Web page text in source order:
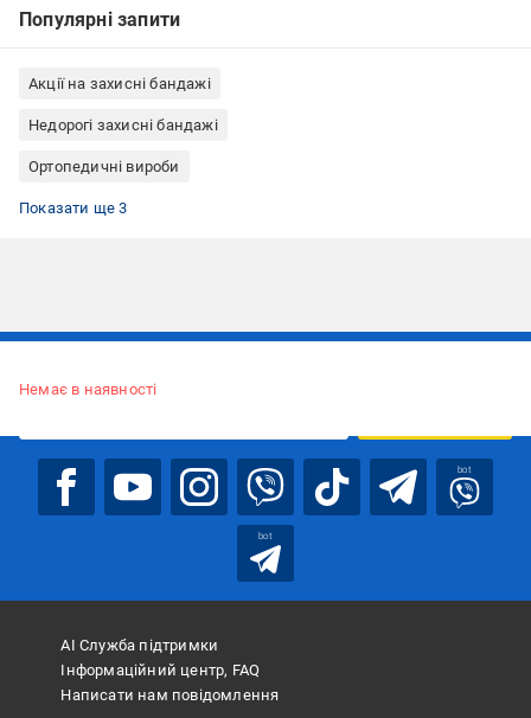
Популярні запити
Акції на захисні бандажі
Недорогі захисні бандажі
Ортопедичні вироби
Все для бігу
Лікувальні наколінники
Наколінники при артриті і артрозі
Показати ще 3
Немає в наявності
bot
bot
АІ Служба підтримки
Інформаційний центр, FAQ
Написати нам повідомлення